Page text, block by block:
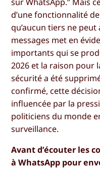
d’une fonctionnalité
qu’aucun tiers ne
messages met en
importants qui se
2026 et la raison pour
sécurité a été
confirmé, cette
influencée par la
politiciens du monde
surveillance.
Avant d’écouter les
à WhatsApp pour